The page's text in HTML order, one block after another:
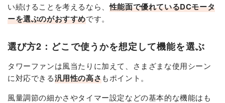
い続けることを考えるなら、性能面で優れているDCモータ
ーを選ぶのがおすすめです。
選び方2：どこで使うかを想定して機能を選ぶ
タワーファンは風当たりに加えて、さまざまな使用シーン
に対応できる汎用性の高さもポイント。
風量調節の細かさやタイマー設定などの基本的な機能はも